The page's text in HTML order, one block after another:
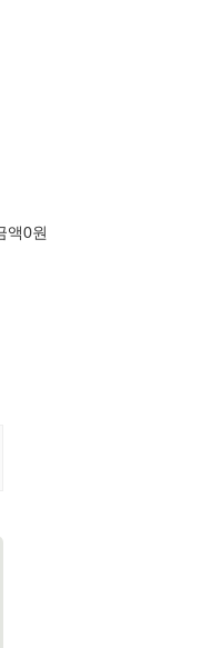
액0원